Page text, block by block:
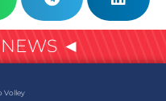
◄
Volley